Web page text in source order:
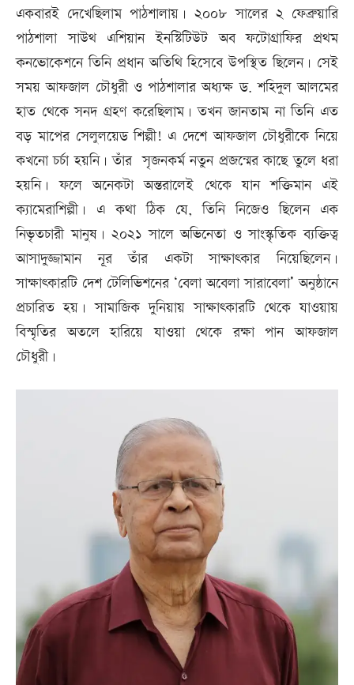
একবারই দেখেছিলাম পাঠশালায়। ২০০৮ সালের ২ ফেব্রুয়ারি
পাঠশালা সাউথ এশিয়ান ইনস্টিটিউট অব ফটোগ্রাফির প্রথম
কনভোকেশনে তিনি প্রধান অতিথি হিসেবে উপস্থিত ছিলেন। সেই
সময় আফজাল চৌধুরী ও পাঠশালার অধ্যক্ষ ড. শহিদুল আলমের
হাত থেকে সনদ গ্রহণ করেছিলাম। তখন জানতাম না তিনি এত
বড় মাপের সেলুলয়েড শিল্পী! এ দেশে আফজাল চৌধুরীকে নিয়ে
কখনো চর্চা হয়নি। তাঁর সৃজনকর্ম নতুন প্রজন্মের কাছে তুলে ধরা
হয়নি। ফলে অনেকটা অন্তরালেই থেকে যান শক্তিমান এই
ক্যামেরাশিল্পী। এ কথা ঠিক যে, তিনি নিজেও ছিলেন এক
নিভৃতচারী মানুষ। ২০২১ সালে অভিনেতা ও সাংস্কৃতিক ব্যক্তিত্ব
আসাদুজ্জামান নূর তাঁর একটা সাক্ষাৎকার নিয়েছিলেন।
সাক্ষাৎকারটি দেশ টেলিভিশনের ‘বেলা অবেলা সারাবেলা’ অনুষ্ঠানে
প্রচারিত হয়। সামাজিক দুনিয়ায় সাক্ষাৎকারটি থেকে যাওয়ায়
বিস্মৃতির অতলে হারিয়ে যাওয়া থেকে রক্ষা পান আফজাল
চৌধুরী।